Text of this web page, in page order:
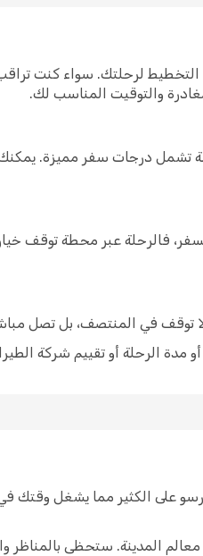
لرحلتك. سواء كنت
والتوقيت المناسب لك.
تشمل درجات سفر مميزة.
فالرحلة عبر محطة توقف
ولا توقف في المنتصف، بل تصل
الرحلة أو تقييم شركة
على الكثير مما يشغل وقتك في
المدينة. ستحظى